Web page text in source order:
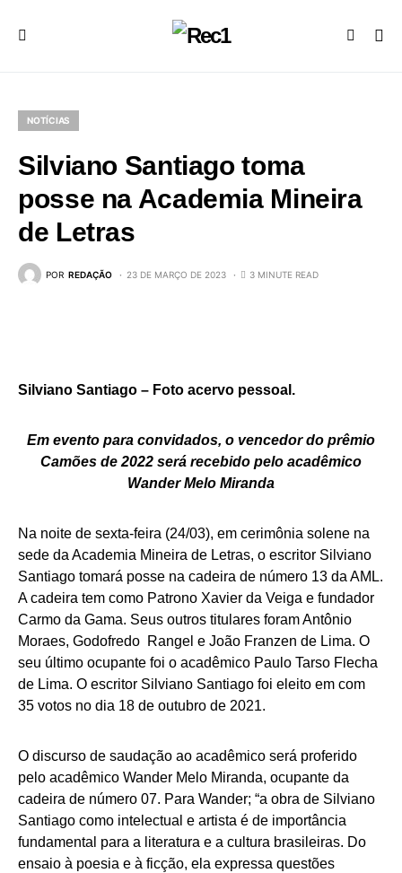
NOTÍCIAS
Silviano Santiago toma
posse na Academia Mineira
de Letras
POR REDAÇÃO 23 DE MARÇO DE 2023 3 MINUTE READ
Silviano Santiago – Foto acervo pessoal.
Em evento para convidados, o vencedor do prêmio
Camões de 2022 será recebido pelo acadêmico
Wander Melo Miranda
Na noite de sexta-feira (24/03), em cerimônia solene na
sede da Academia Mineira de Letras, o escritor Silviano
Santiago tomará posse na cadeira de número 13 da AML.
A cadeira tem como Patrono Xavier da Veiga e fundador
Carmo da Gama. Seus outros titulares foram Antônio
Moraes, Godofredo Rangel e João Franzen de Lima. O
seu último ocupante foi o acadêmico Paulo Tarso Flecha
de Lima. O escritor Silviano Santiago foi eleito em com
35 votos no dia 18 de outubro de 2021.
O discurso de saudação ao acadêmico será proferido
pelo acadêmico Wander Melo Miranda, ocupante da
cadeira de número 07. Para Wander; “a obra de Silviano
Santiago como intelectual e artista é de importância
fundamental para a literatura e a cultura brasileiras. Do
ensaio à poesia e à ficção, ela expressa questões